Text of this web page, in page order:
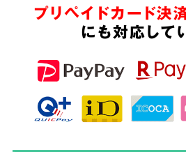
プリペイドカード決
にも対応して